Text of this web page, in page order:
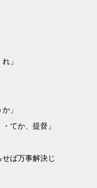
」
」
てか、提督」
ば万事解決じ